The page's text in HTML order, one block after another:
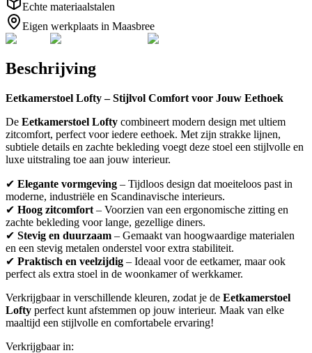
Echte materiaalstalen
Eigen werkplaats in Maasbree
Beschrijving
Eetkamerstoel Lofty – Stijlvol Comfort voor Jouw Eethoek
De Eetkamerstoel Lofty combineert modern design met ultiem
zitcomfort, perfect voor iedere eethoek. Met zijn strakke lijnen,
subtiele details en zachte bekleding voegt deze stoel een stijlvolle en
luxe uitstraling toe aan jouw interieur.
✔ Elegante vormgeving – Tijdloos design dat moeiteloos past in
moderne, industriële en Scandinavische interieurs.
✔ Hoog zitcomfort – Voorzien van een ergonomische zitting en
zachte bekleding voor lange, gezellige diners.
✔ Stevig en duurzaam – Gemaakt van hoogwaardige materialen
en een stevig metalen onderstel voor extra stabiliteit.
✔ Praktisch en veelzijdig – Ideaal voor de eetkamer, maar ook
perfect als extra stoel in de woonkamer of werkkamer.
Verkrijgbaar in verschillende kleuren, zodat je de Eetkamerstoel
Lofty perfect kunt afstemmen op jouw interieur. Maak van elke
maaltijd een stijlvolle en comfortabele ervaring!
Verkrijgbaar in: